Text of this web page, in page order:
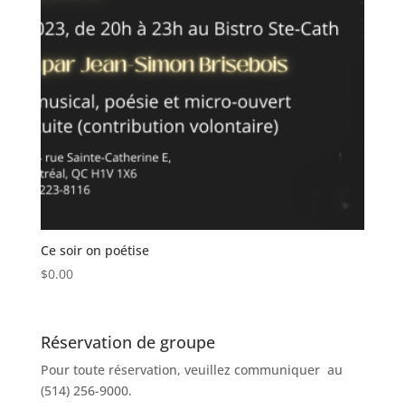
Ce soir on poétise
$0.00
Réservation de groupe
Pour toute réservation, veuillez communiquer au
(514) 256-9000.